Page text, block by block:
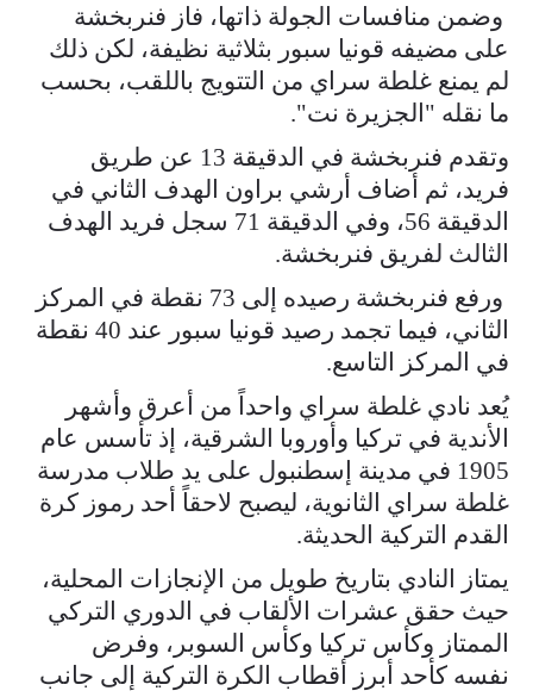
وضمن منافسات الجولة ذاتها، فاز فنربخشة
على مضيفه قونيا سبور بثلاثية نظيفة، لكن ذلك
لم يمنع غلطة سراي من التتويج باللقب، بحسب
ما نقله "الجزيرة نت".
وتقدم فنربخشة في الدقيقة 13 عن طريق
فريد، ثم أضاف أرشي براون الهدف الثاني في
الدقيقة 56، وفي الدقيقة 71 سجل فريد الهدف
الثالث لفريق فنربخشة.
ورفع فنربخشة رصيده إلى 73 نقطة في المركز
الثاني، فيما تجمد رصيد قونيا سبور عند 40 نقطة
في المركز التاسع.
يُعد نادي غلطة سراي واحداً من أعرق وأشهر
الأندية في تركيا وأوروبا الشرقية، إذ تأسس عام
1905 في مدينة إسطنبول على يد طلاب مدرسة
غلطة سراي الثانوية، ليصبح لاحقاً أحد رموز كرة
القدم التركية الحديثة.
يمتاز النادي بتاريخ طويل من الإنجازات المحلية،
حيث حقق عشرات الألقاب في الدوري التركي
الممتاز وكأس تركيا وكأس السوبر، وفرض
نفسه كأحد أبرز أقطاب الكرة التركية إلى جانب